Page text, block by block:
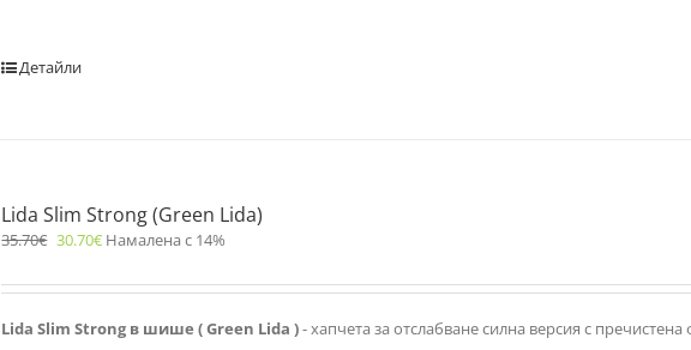
Детайли
Lida Slim Strong (Green Lida)
35.70€ 30.70€ Намалена с 14%
Lida Slim Strong в шише ( Green Lida )- хапчета за отслабване силна версия с